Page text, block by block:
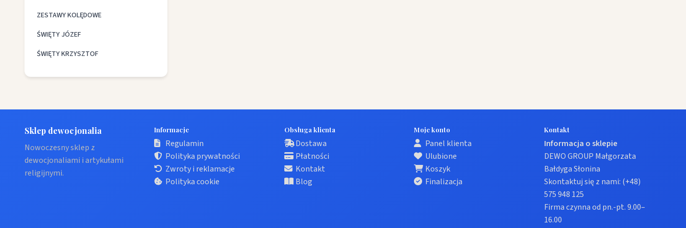
ZESTAWY KOLĘDOWE
ŚWIĘTY JÓZEF
ŚWIĘTY KRZYSZTOF
Sklep dewocjonalia
Nowoczesny sklep z
dewocjonaliami i artykułami
religijnymi.
Informacje
Regulamin
Polityka prywatności
Zwroty i reklamacje
Polityka cookie
Obsługa klienta
Dostawa
Płatności
Kontakt
Blog
Moje konto
Panel klienta
Ulubione
Koszyk
Finalizacja
Kontakt
Informacja o sklepie
DEWO GROUP Małgorzata
Bałdyga Słonina
Skontaktuj się z nami: (+48)
575 948 125
Firma czynna od pn.-pt. 9.00–
16.00